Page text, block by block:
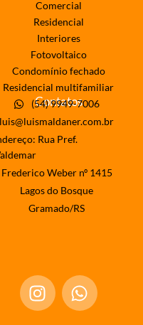
Comercial
Residencial
Interiores
Fotovoltaico
Condomínio fechado
Residencial multifamiliar
Contatos
(54) 9949-7006
luis@luismaldaner.com.br
Rua Pref.
Frederico Weber nº 1415
Lagos do Bosque
Gramado/RS